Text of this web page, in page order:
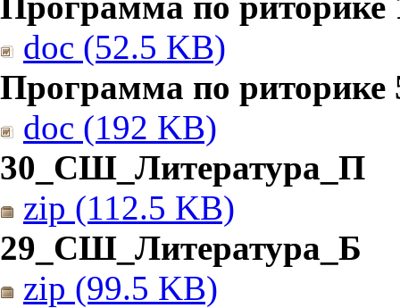
doc (52.5 KB)
Программа по риторике
doc (192 KB)
30_СШ_Литература_П
zip (112.5 KB)
29_СШ_Литература_Б
zip (99.5 KB)